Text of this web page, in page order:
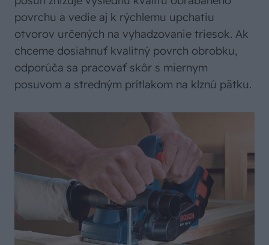
povrchu a vedie aj k rýchlemu upchatiu
otvorov určených na vyhadzovanie triesok. Ak
chceme dosiahnuť kvalitný povrch obrobku,
odporúča sa pracovať skôr s miernym
posuvom a stredným prítlakom na klznú pätku.